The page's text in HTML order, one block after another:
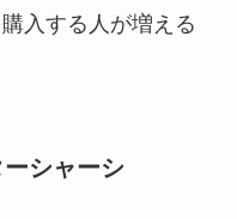
入する人が増える
シャーシ